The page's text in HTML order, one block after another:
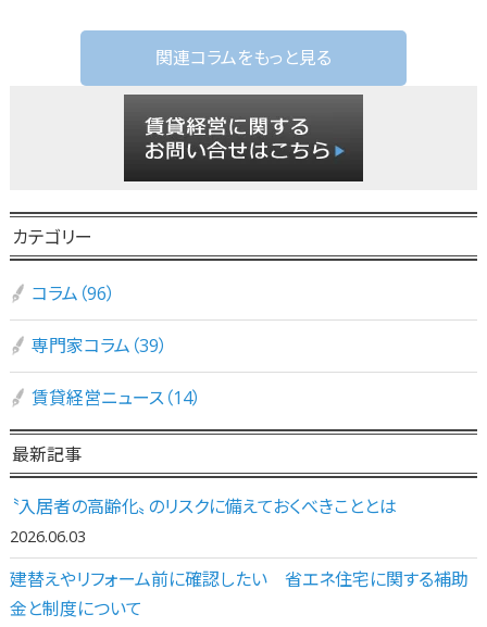
関連コラムをもっと見る
カテゴリー
コラム（96）
専門家コラム（39）
賃貸経営ニュース（14）
最新記事
〝入居者の高齢化〟のリスクに備えておくべきこととは
2026.06.03
建替えやリフォーム前に確認したい 省エネ住宅に関する補助
金と制度について